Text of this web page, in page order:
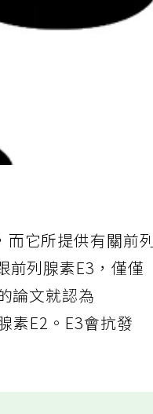
而它所提供有關前
前列腺素E3，僅僅
論文就認為
素E2。E3會抗發